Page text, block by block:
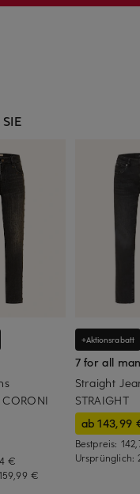
€
€
+Aktionsrabatt
7 for all
Straight
STRAIGHT
ab 143,99
Bestpreis:
Ursprünglich: